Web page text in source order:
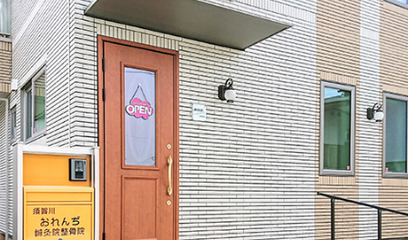
(1)
2020年8月(1)
2020年6月(4)
2020年5月(2)
2020年3月(1)
2020年2月(1)
2020年1月(2)